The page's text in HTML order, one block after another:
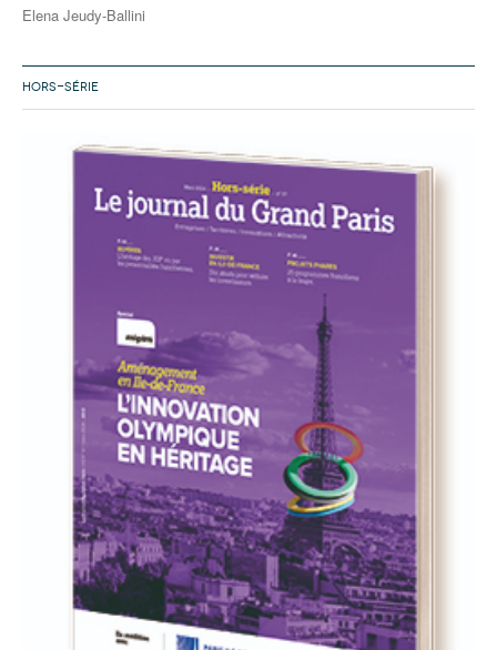
Elena Jeudy-Ballini
HORS-SÉRIE